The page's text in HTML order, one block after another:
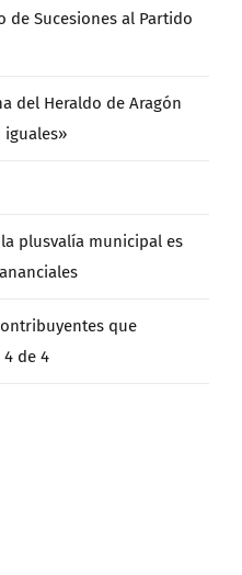
de Sucesiones al Partido
del Heraldo de Aragón
plusvalía municipal es
que
de 4